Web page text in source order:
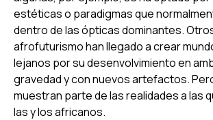
estéticas o paradigmas que
dentro de las ópticas dominantes.
afrofuturismo han llegado a crear
lejanos por su desenvolvimiento en
gravedad y con nuevos artefactos.
muestran parte de las realidades a las
las y los africanos.